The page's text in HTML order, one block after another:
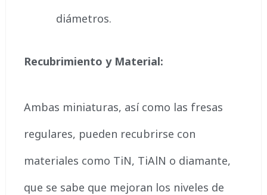
diámetros.
Recubrimiento y Material:
Ambas miniaturas, así como las fresas
regulares, pueden recubrirse con
materiales como TiN, TiAlN o diamante,
que se sabe que mejoran los niveles de